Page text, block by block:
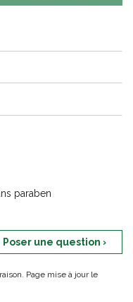
paraben
Poser une question ›
Page mise à jour le